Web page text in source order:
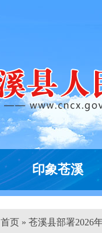
印象苍溪
首页 » 苍溪县部署2026